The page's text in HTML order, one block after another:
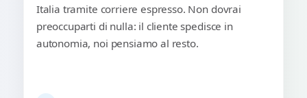
Italia tramite corriere espresso. Non dovrai
preoccuparti di nulla: il cliente spedisce in
autonomia, noi pensiamo al resto.